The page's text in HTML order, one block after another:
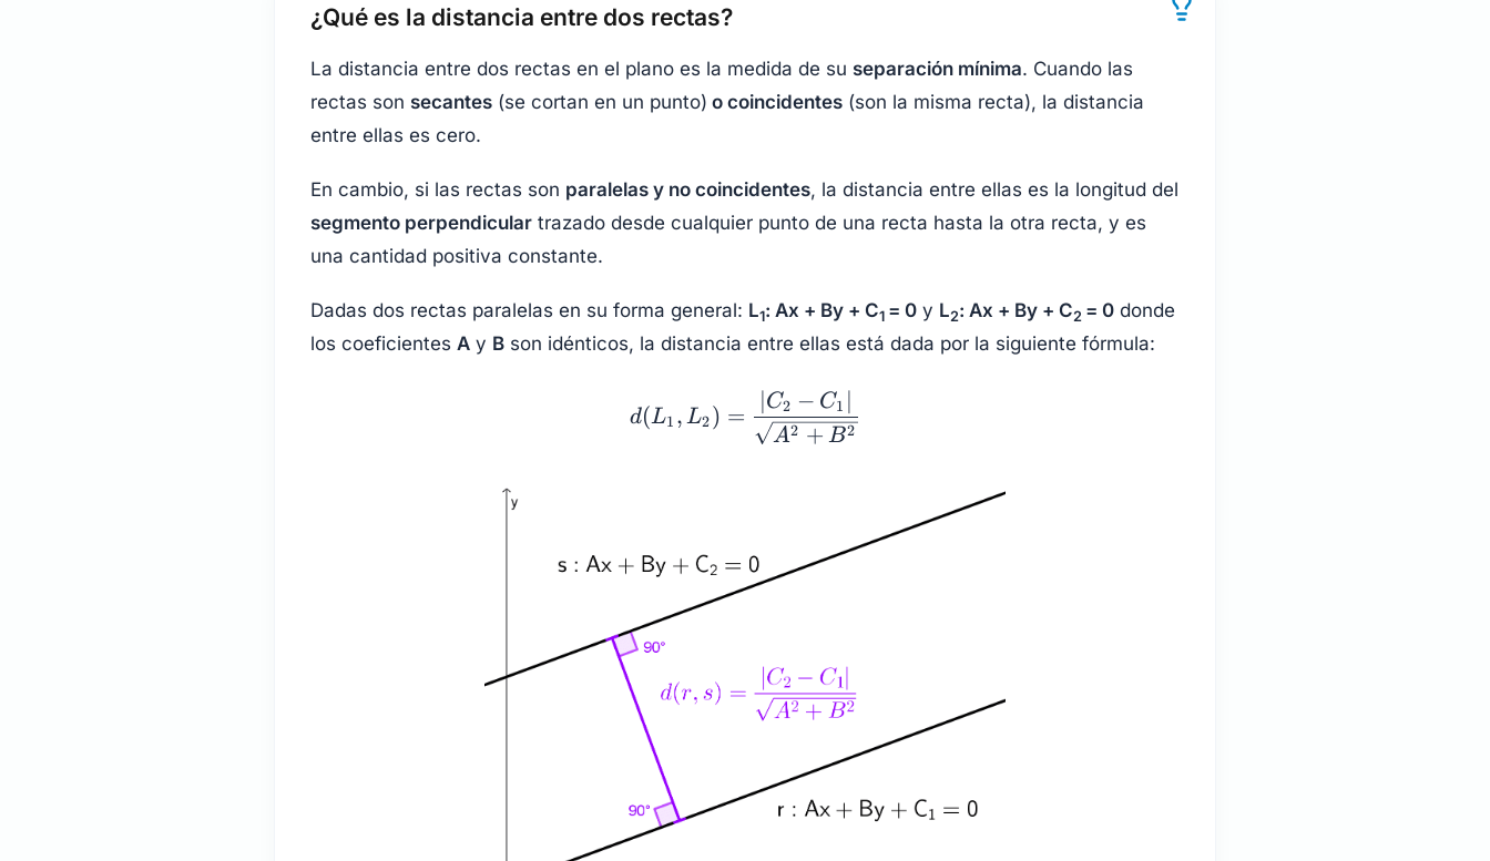
¿Qué es la distancia entre dos rectas?
La distancia entre dos rectas en el plano es la medida de su separación mínima. Cuando las
rectas son secantes (se cortan en un punto) o coincidentes (son la misma recta), la distancia
entre ellas es cero.
En cambio, si las rectas son paralelas y no coincidentes, la distancia entre ellas es la longitud del
segmento perpendicular trazado desde cualquier punto de una recta hasta la otra recta, y es
una cantidad positiva constante.
Dadas dos rectas paralelas en su forma general: L1: Ax + By + C1 = 0 y L2: Ax + By + C2 = 0 donde
los coeficientes A y B son idénticos, la distancia entre ellas está dada por la siguiente fórmula:
d(L_1,
L_2)=\dfrac{|C_2-
C_1|}
d(L1 , L2) =
A2 + B2
C2 − C1